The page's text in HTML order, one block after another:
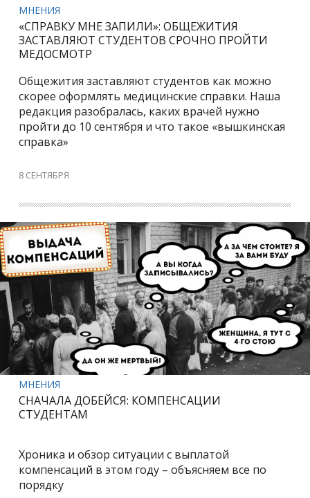
МНЕНИЯ
«СПРАВКУ МНЕ ЗАПИЛИ»: ОБЩЕЖИТИЯ
ЗАСТАВЛЯЮТ СТУДЕНТОВ СРОЧНО ПРОЙТИ
МЕДОСМОТР
Общежития заставляют студентов как можно
скорее оформлять медицинские справки. Наша
редакция разобралась, каких врачей нужно
пройти до 10 сентября и что такое «вышкинская
справка»
8 СЕНТЯБРЯ
МНЕНИЯ
СНАЧАЛА ДОБЕЙСЯ: КОМПЕНСАЦИИ
СТУДЕНТАМ
Хроника и обзор ситуации с выплатой
компенсаций в этом году – объясняем все по
порядку